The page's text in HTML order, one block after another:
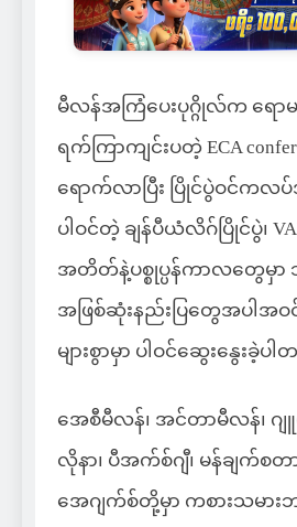
မီလန်အကြံပေးပုဂ္ဂိုလ်က ရောမ
ရက်ကြာကျင်းပတဲ့ ECA
ရောက်လာပြီး ပြိုင်ပွဲဝင်ကလ
ပါဝင်တဲ့ ချန်ပီယံလိဂ်ပြိုင်ပွဲ၊
အတိတ်နဲ့ပစ္စုပ္ပန်ကာလတွေမှ
အဖြစ်ဆုံးနည်းပြတွေအပါအဝ
များစွာမှာ ပါဝင်ဆွေးနွေးခဲ့ပ
အေစီမီလန်၊ အင်တာမီလန်၊ ဂ
လိုနာ၊ ပီအက်စ်ဂျီ၊ မန်ချက်
အေဂျက်စ်တို့မှာ ကစားသမား